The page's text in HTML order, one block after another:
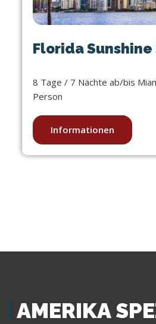
Florida
8 Tage / 7 Nächte ab/bis
Person
Informationen
AMERIKA